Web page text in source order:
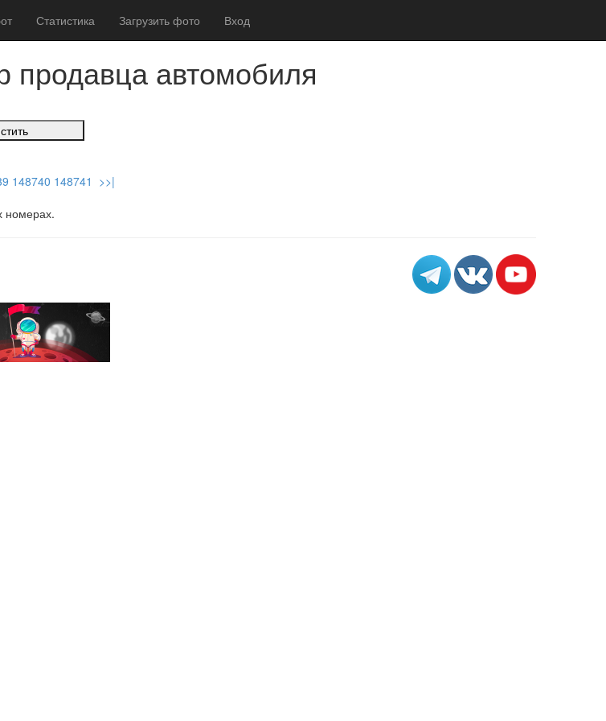
Статистика Загрузить фото Вход
автомобиля
148740 148741 >>|
номерах.